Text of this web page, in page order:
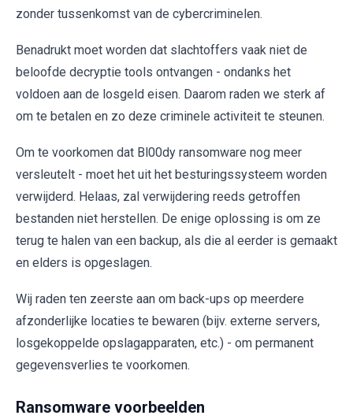
zonder tussenkomst van de cybercriminelen.
Benadrukt moet worden dat slachtoffers vaak niet de
beloofde decryptie tools ontvangen - ondanks het
voldoen aan de losgeld eisen. Daarom raden we sterk af
om te betalen en zo deze criminele activiteit te steunen.
Om te voorkomen dat Bl00dy ransomware nog meer
versleutelt - moet het uit het besturingssysteem worden
verwijderd. Helaas, zal verwijdering reeds getroffen
bestanden niet herstellen. De enige oplossing is om ze
terug te halen van een backup, als die al eerder is gemaakt
en elders is opgeslagen.
Wij raden ten zeerste aan om back-ups op meerdere
afzonderlijke locaties te bewaren (bijv. externe servers,
losgekoppelde opslagapparaten, etc.) - om permanent
gegevensverlies te voorkomen.
Ransomware voorbeelden